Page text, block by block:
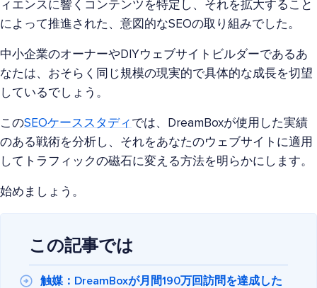
ィエンスに響くコンテンツを特定し、それを拡大すること
によって推進された、意図的なSEOの取り組みでした。
中小企業のオーナーやDIYウェブサイトビルダーであるあ
なたは、おそらく同じ規模の現実的で具体的な成長を切望
しているでしょう。
このSEOケーススタディ では、DreamBoxが使用した実績
のある戦術を分析し、それをあなたのウェブサイトに適用
してトラフィックの磁石に変える方法を明らかにします。
始めましょう。
この記事では
触媒：DreamBoxが月間190万回訪問を達成した